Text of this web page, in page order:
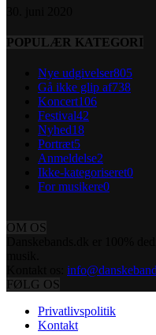
POPULÆR KATEGORI
Nye udgivelser805
Gå ikke glip af738
Koncert106
Festival42
Nyhed18
Portræt5
Anmeldelse2
Ikke-kategoriseret0
For musikere0
OM OS
FØLG OS
Privatlivspolitik
Kontakt